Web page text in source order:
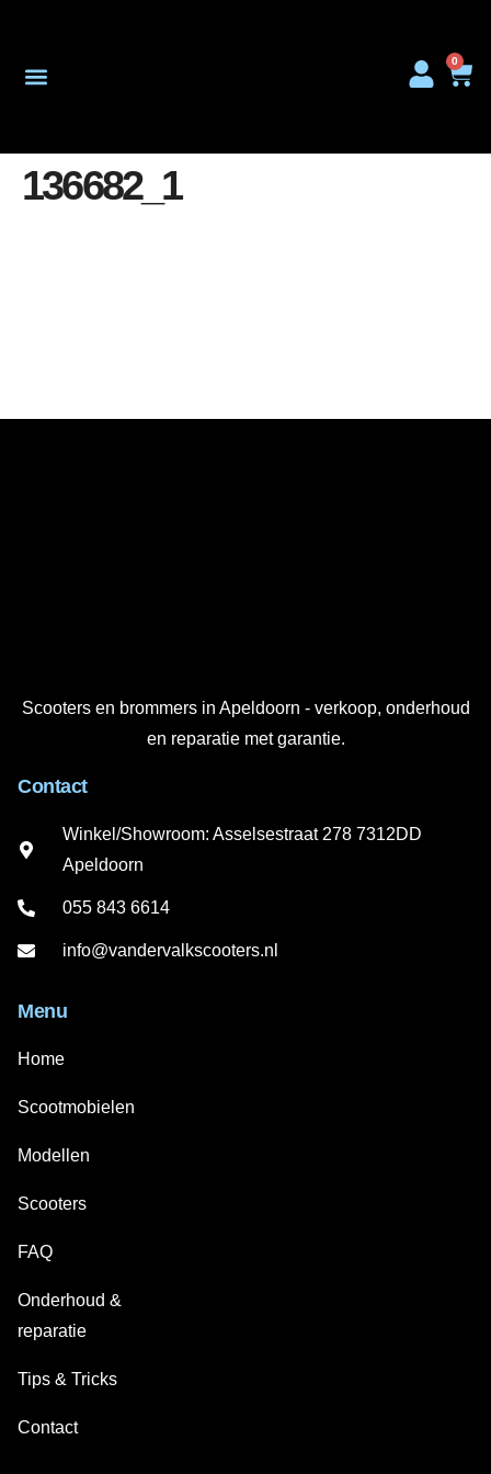
0
136682_1
Scooters en brommers in Apeldoorn - verkoop, onderhoud
en reparatie met garantie.
Contact
Winkel/Showroom: Asselsestraat 278 7312DD
Apeldoorn
055 843 6614
info@vandervalkscooters.nl
Menu
Home
Scootmobielen
Modellen
Scooters
FAQ
Onderhoud &
reparatie
Tips & Tricks
Contact